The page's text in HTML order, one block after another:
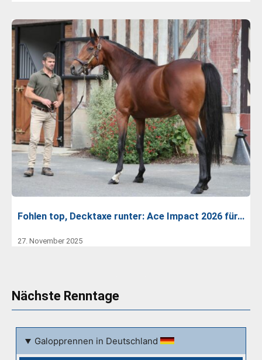
Fohlen top, Decktaxe runter: Ace Impact 2026 für…
27. November 2025
Nächste Renntage
Galopprennen in Deutschland